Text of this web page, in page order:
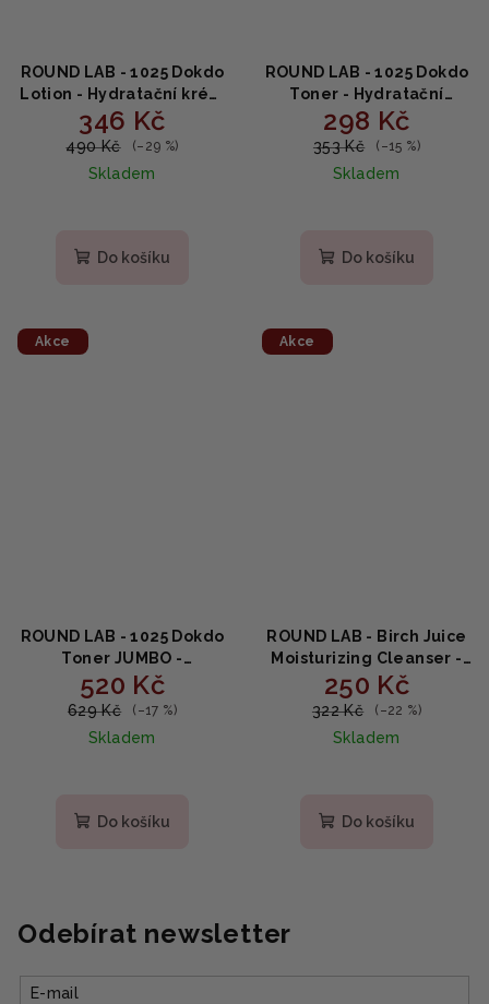
ROUND LAB - 1025 Dokdo
Lotion - Hydratační krém
na obličej 200ml
346 Kč
490 Kč (–29 %)
Skladem
Do košíku
ROUND LAB - 1025 Dokdo
Toner - Hydratační
tonikum 200 ml
298 Kč
353 Kč (–15 %)
Skladem
Do košíku
Akce
ROUND LAB - 1025 Dokdo
Toner JUMBO -
Hydratační tonikum 500
ml
520 Kč
629 Kč (–17 %)
Skladem
Do košíku
Akce
ROUND LAB - Birch Juice
Moisturizing Cleanser -
Čisticí gel s březovou
šťávou 150ml
250 Kč
322 Kč (–22 %)
Skladem
produktu
Do košíku
Odebírat newsletter
E-mail